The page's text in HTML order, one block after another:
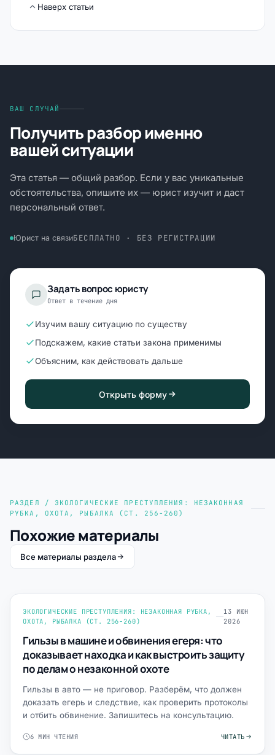
Наверх статьи
ВАШ СЛУЧАЙ
Получить разбор именно
вашей ситуации
Эта статья — общий разбор. Если у вас уникальные
обстоятельства, опишите их — юрист изучит и даст
персональный ответ.
Юрист на связиБЕСПЛАТНО · БЕЗ РЕГИСТРАЦИИ
Задать вопрос юристу
Ответ в течение дня
Изучим вашу ситуацию по существу
Подскажем, какие статьи закона применимы
Объясним, как действовать дальше
Открыть форму
РАЗДЕЛ / ЭКОЛОГИЧЕСКИЕ ПРЕСТУПЛЕНИЯ: НЕЗАКОННАЯ
РУБКА, ОХОТА, РЫБАЛКА (СТ. 256-260)
Похожие материалы
Все материалы раздела
ЭКОЛОГИЧЕСКИЕ ПРЕСТУПЛЕНИЯ: НЕЗАКОННАЯ РУБКА,
ОХОТА, РЫБАЛКА (СТ. 256-260)
13 ИЮН
2026
Гильзы в машине и обвинения егеря: что
доказывает находка и как выстроить защиту
по делам о незаконной охоте
Гильзы в авто — не приговор. Разберём, что должен
доказать егерь и следствие, как проверить протоколы
и отбить обвинение. Запишитесь на консультацию.
6 МИН ЧТЕНИЯ ЧИТАТЬ